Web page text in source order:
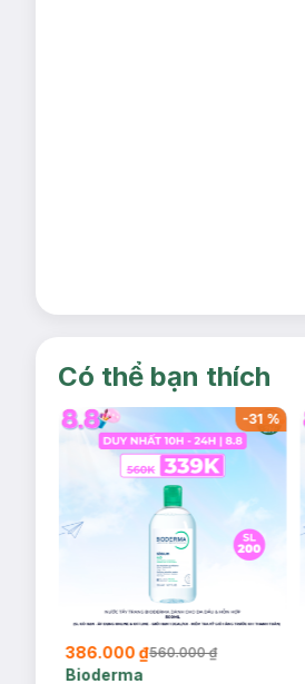
Có thể bạn thích
-31 %
386.000 ₫560.000 ₫
Bioderma